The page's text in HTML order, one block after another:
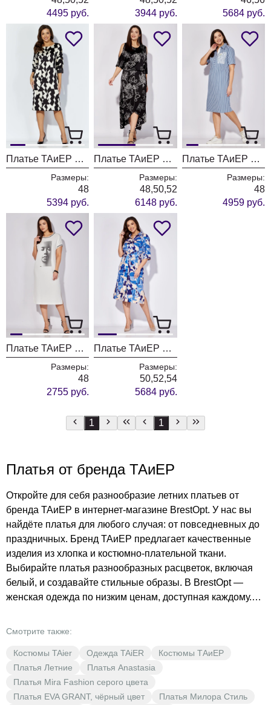
4495 руб.
3944 руб.
5684 руб.
Платье ТАиЕР 1298
Размеры:
48
5394 руб.
Платье ТАиЕР 1284
Размеры:
48,50,52
6148 руб.
Платье ТАиЕР 1285
Размеры:
48
4959 руб.
Платье ТАиЕР 1281
Размеры:
48
2755 руб.
Платье ТАиЕР 1275 мультиколор
Размеры:
50,52,54
5684 руб.
1 1
Платья от бренда ТАиЕР
Откройте для себя разнообразие летних платьев от
бренда ТАиЕР в интернет-магазине BrestOpt. У нас вы
найдёте платья для любого случая: от повседневных до
праздничных. Бренд ТАиЕР предлагает качественные
изделия из хлопка и костюмно-плательной ткани.
Выбирайте платья разнообразных расцветок, включая
белый, и создавайте стильные образы. В BrestOpt —
женская одежда по низким ценам, доступная каждому.
Смотрите также:
Костюмы TAier Одежда TAiER
Костюмы ТАиЕР
Платья Летние
Платья Anastasia
Платья Mira Fashion серого цвета
Платья EVA GRANT, чёрный цвет
Платья Милора Стиль